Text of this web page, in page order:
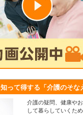
知って得する 「介護のそな
介護の疑問、健康や
して暮らしていくた